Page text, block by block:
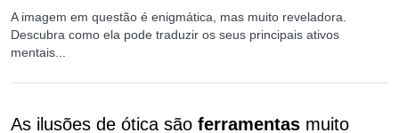
A imagem em questão é enigmática, mas muito reveladora.
Descubra como ela pode traduzir os seus principais ativos
mentais...
As ilusões de ótica são ferramentas muito